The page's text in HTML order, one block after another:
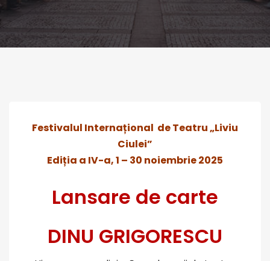
Festivalul Internațional de Teatru„Liviu
Ciulei”
Ediția a IV-a, 1 – 30 noiembrie 2025
Lansare de carte
DINU GRIGORESCU